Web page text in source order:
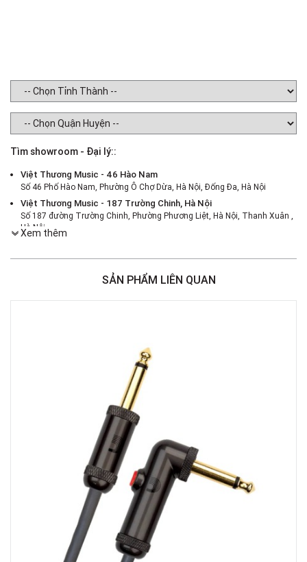
Tìm showroom - Đại lý::
Việt Thương Music - 46 Hào Nam
Số 46 Phố Hào Nam, Phường Ô Chợ Dừa, Hà Nội, Đống Đa, Hà Nội
Việt Thương Music - 187 Trường Chinh, Hà Nội
Số 187 đường Trường Chinh, Phường Phương Liệt, Hà Nội, Thanh Xuân ,
Hà Nội
386 Cách Mạng Tháng Tám, Phường Nhiêu Lộc, TPHCM, Quận 3, Hồ Chí
Việt Thương Music - 369 Điện Biên Phủ
6F-01 Tầng 6 Trung Tâm Thương Mại Crescent Mall, 101 Tôn Dật Tiên,
Phường Tân Mỹ, TPHCM, Quận 7, Hồ Chí Minh
Việt Thương Music - 49E Phan Đăng Lưu
49E Phan Đăng Lưu, Phường Bình Thạnh, TPHCM, Quận Bình Thạnh, Hồ
Việt Thương Music - Phường Gò Vấp
11 Đường số 3, Khu dân cư Cityland Park Hill, Phường Gò Vấp, TPHCM,
Quận Gò Vấp, Hồ Chí Minh
Việt Thương Music - 442 Lũy Bán Bích
442 Lũy Bán Bích, Phường Tân Phú, TPHCM, Quận Tân Phú, Hồ Chí Minh
Việt Thương Music - 12 Quốc Hương
Tầng G, Tòa nhà Thảo Điền Pearl, 12 Quốc Hương, Phường An Khánh,
TPHCM, Quận 2, Hồ Chí Minh
Việt Thương Music - 357 Cộng Hòa
357 Cộng Hòa, Phường Tân Bình, TPHCM, Quận Tân Bình, Hồ Chí Minh
Xem thêm
SẢN PHẨM LIÊN QUAN